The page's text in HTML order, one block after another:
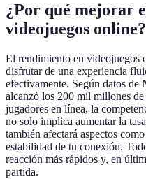
¿Por qué mejorar
videojuegos online?
El rendimiento en videojuegos
disfrutar de una experiencia
efectivamente. Según datos de
alcanzó los 200 mil millones
jugadores en línea, la
no solo implica aumentar la
también afectará aspectos
estabilidad de tu conexión.
reacción más rápidos y, en
partida.